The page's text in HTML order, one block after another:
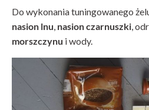
Do wykonania tuningowanego
nasion lnu, nasion czarnuszki,
morszczynu i wody.